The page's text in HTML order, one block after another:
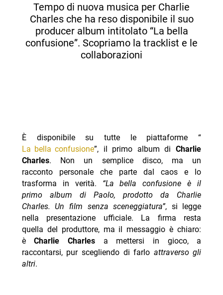
Tempo di nuova musica per Charlie
Charles che ha reso disponibile il suo
producer album intitolato “La bella
confusione”. Scopriamo la tracklist e le
collaborazioni
È disponibile su tutte le piattaforme “
La bella confusione”, il primo album diCharlie
Charles. Non un semplice disco, ma un
racconto personale che parte dal caos e lo
trasforma in verità. “La bella confusione è il
primo album di Paolo, prodotto da Charlie
Charles. Un film senza sceneggiatura”, si legge
nella presentazione ufficiale. La firma resta
quella del produttore, ma il messaggio è chiaro:
èCharlie Charles a mettersi in gioco, a
raccontarsi, pur scegliendo di farlo attraverso gli
altri.